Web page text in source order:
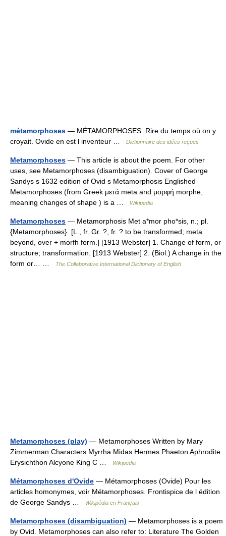
métamorphoses — MÉTAMORPHOSES: Rire du temps où on y
croyait. Ovide en est l inventeur …
Dictionnaire des idées reçues
Metamorphoses — This article is about the poem. For other
uses, see Metamorphoses (disambiguation). Cover of George
Sandys s 1632 edition of Ovid s Metamorphosis Englished
Metamorphoses (from Greek μετά meta and μορφή morphē,
meaning changes of shape ) is a …
Wikipedia
Metamorphoses — Metamorphosis Met a*mor pho*sis, n.; pl.
{Metamorphoses}. [L., fr. Gr. ?, fr. ? to be transformed; meta
beyond, over + morfh form.] [1913 Webster] 1. Change of form, or
structure; transformation. [1913 Webster] 2. (Biol.) A change in the
form or… …
The Collaborative International Dictionary of English
Metamorphoses (play) — Metamorphoses Written by Mary
Zimmerman Characters Myrrha Midas Hermes Phaeton Aphrodite
Erysichthon Alcyone King C …
Wikipedia
Métamorphoses d'Ovide — Métamorphoses (Ovide) Pour les
articles homonymes, voir Métamorphoses. Frontispice de l édition
de George Sandys …
Wikipédia en Français
Metamorphoses (disambiguation) — Metamorphoses is a poem
by Ovid. Metamorphoses can also refer to: Literature The Golden